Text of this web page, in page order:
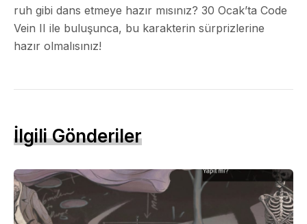
ruh gibi dans etmeye hazır mısınız? 30 Ocak’ta Code
Vein II ile buluşunca, bu karakterin sürprizlerine
hazır olmalısınız!
İlgili Gönderiler